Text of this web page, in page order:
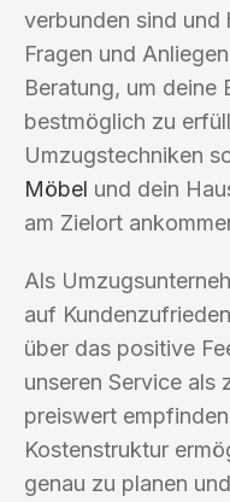
verbunden sind und
Fragen und
Beratung, um deine
bestmöglich zu
Umzugstechniken
Möbel und dein
am Zielort
Als
auf
über das positive
unseren Service als
preiswert
Kostenstruktur
genau zu planen